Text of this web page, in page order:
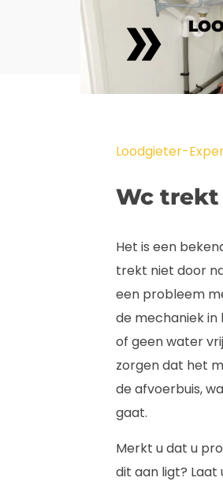
Loodgieter-
Wc
Het is een
trekt niet door
een probleem
de mechaniek
of geen water
zorgen dat het
de afvoerbuis,
gaat.
Merkt u dat u
dit aan ligt? Laat